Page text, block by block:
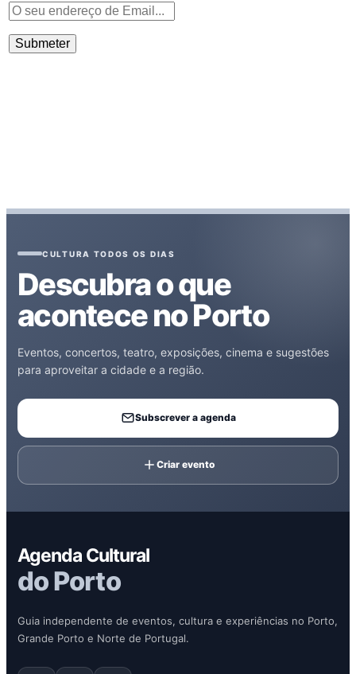
CULTURA TODOS OS DIAS
Descubra o que
acontece no Porto
Eventos, concertos, teatro, exposições, cinema e sugestões
para aproveitar a cidade e a região.
Subscrever a agenda
Criar evento
Agenda Cultural
do Porto
Guia independente de eventos, cultura e experiências no Porto,
Grande Porto e Norte de Portugal.